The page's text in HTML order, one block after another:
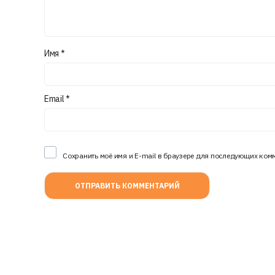
Имя *
Email*
Сохранить моё имя и E-mail в браузере для последующих